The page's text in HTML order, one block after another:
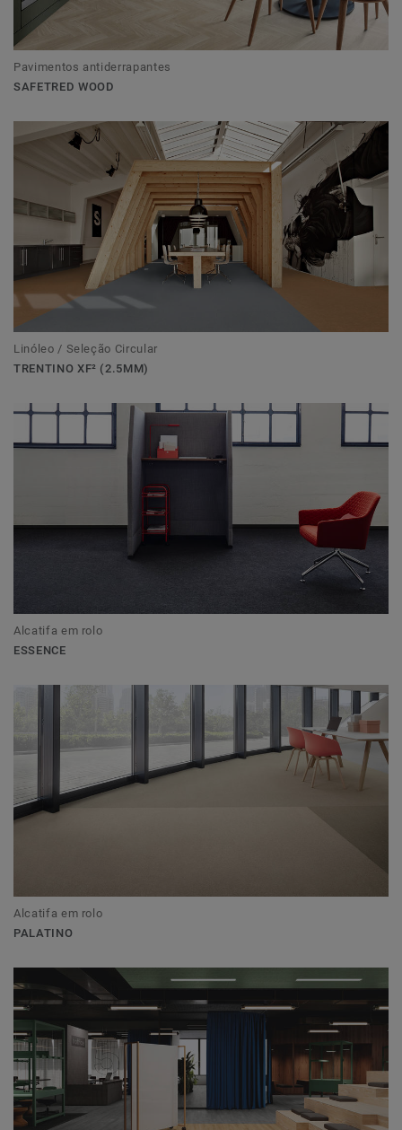
Pavimentos antiderrapantes
SAFETRED WOOD
Linóleo / Seleção Circular
TRENTINO XF² (2.5MM)
Alcatifa em rolo
ESSENCE
Alcatifa em rolo
PALATINO